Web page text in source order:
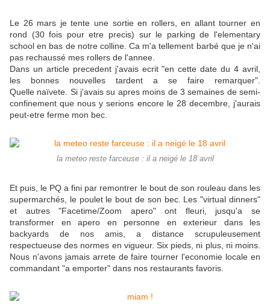
Le 26 mars je tente une sortie en rollers, en allant tourner en
rond (30 fois pour etre precis) sur le parking de l'elementary
school en bas de notre colline. Ca m'a tellement barbé que je n'ai
pas rechaussé mes rollers de l'annee.
Dans un article precedent j'avais ecrit "en cette date du 4 avril,
les bonnes nouvelles tardent a se faire remarquer".
Quelle naïvete. Si j'avais su apres moins de 3 semaines de semi-
confinement que nous y serions encore le 28 decembre, j'aurais
peut-etre ferme mon bec.
la meteo reste farceuse : il a neigé le 18 avril
Et puis, le PQ a fini par remontrer le bout de son rouleau dans les
supermarchés, le poulet le bout de son bec. Les "virtual dinners"
et autres "Facetime/Zoom apero" ont fleuri, jusqu'a se
transformer en apero en personne en exterieur dans les
backyards de nos amis, a distance scrupuleusement
respectueuse des normes en vigueur. Six pieds, ni plus, ni moins.
Nous n'avons jamais arrete de faire tourner l'economie locale en
commandant "a emporter" dans nos restaurants favoris.